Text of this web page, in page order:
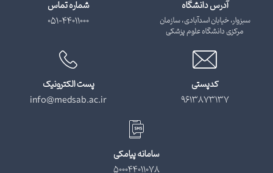
آدرس دانشگاه
سبزوار، خیابان اسدآبادی، سازمان
مرکزی دانشگاه علوم پزشکی
شماره تماس
051-44011000
کدپستی
9613873137
پست الکترونیک
info@medsab.ac.ir
سامانه پیامکی
500044011078